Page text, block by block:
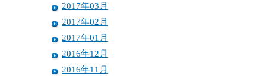
2017年03月
2017年02月
2017年01月
2016年12月
2016年11月